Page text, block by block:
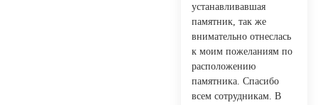
устанавливавшая
памятник, так же
внимательно отнеслась
к моим пожеланиям по
расположению
памятника. Спасибо
всем сотрудникам. В